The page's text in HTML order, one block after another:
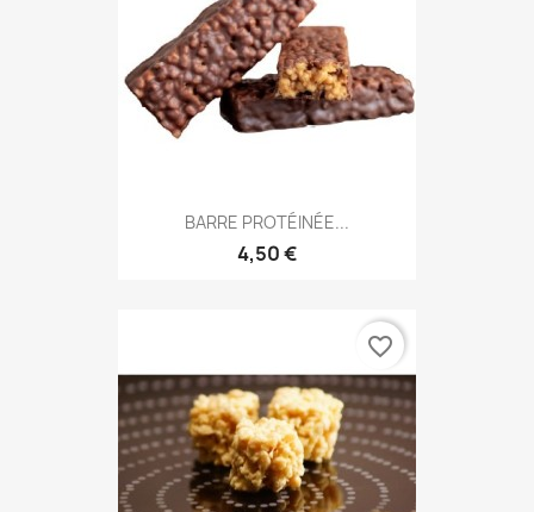
BARRE PROTÉINÉE...
4,50 €
favorite_border